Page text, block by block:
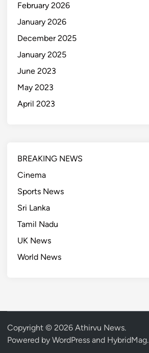
February 2026
January 2026
December 2025
January 2025
June 2023
May 2023
April 2023
BREAKING NEWS
Cinema
Sports News
Sri Lanka
Tamil Nadu
UK News
World News
Copyright © 2026 Athirvu News.
Powered by WordPress and HybridMag.